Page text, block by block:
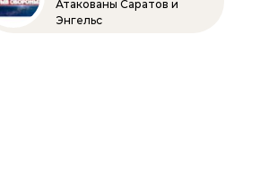
Атакованы Саратов и
Энгельс